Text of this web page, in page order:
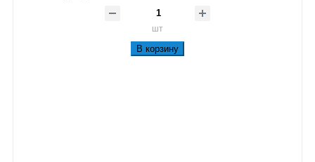
шт
В корзину